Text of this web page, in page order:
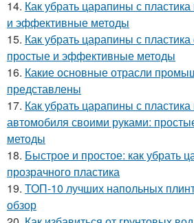
14. Как убрать царапины с
и эффективные методы
15. Как убрать царапины с
простые и эффективные методы
16. Какие основные отрасли
представлены
17. Как убрать царапины с
автомобиля своими руками:
методы
18. Быстрое и простое: как убрать
прозрачного пластика
19. ТОП-10 лучших напольных
обзор